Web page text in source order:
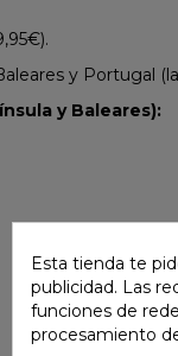
y Portugal
y Baleares):
Esta tienda te
publicidad. Las
funciones de
procesamiento